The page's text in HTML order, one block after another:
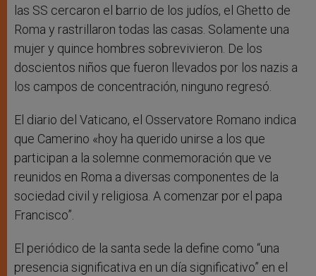
las SS cercaron el barrio de los judíos, el Ghetto de
Roma y rastrillaron todas las casas. Solamente una
mujer y quince hombres sobrevivieron. De los
doscientos niños que fueron llevados por los nazis a
los campos de concentración, ninguno regresó.
El diario del Vaticano, el Osservatore Romano indica
que Camerino «hoy ha querido unirse a los que
participan a la solemne conmemoración que ve
reunidos en Roma a diversas componentes de la
sociedad civil y religiosa. A comenzar por el papa
Francisco”.
El periódico de la santa sede la define como “una
presencia significativa en un día significativo” en el